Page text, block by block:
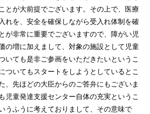
とが大前提でございます。その上で、医療
れを、安全を確保しながら受入れ体制を確
が非常に重要でございますので、障がい児
の増に加えまして、対象の施設として児童
いても是非ご参画をいただきたいというこ
ついてもスタートをしようとしているとこ
、先ほどの大臣からのご答弁にもございま
児童発達支援センター自体の充実というこ
うふうに考えておりまして、その意味で